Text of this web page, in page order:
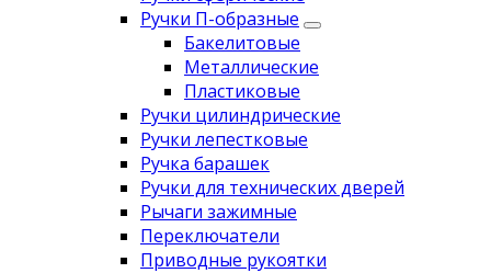
Ручки П-образные
Бакелитовые
Металлические
Пластиковые
Ручки цилиндрические
Ручки лепестковые
Ручка барашек
Ручки для технических дверей
Рычаги зажимные
Переключатели
Приводные рукоятки